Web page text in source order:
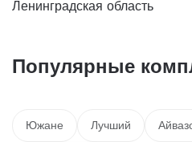
Ленинградская область
Популярные
Южане Лучший